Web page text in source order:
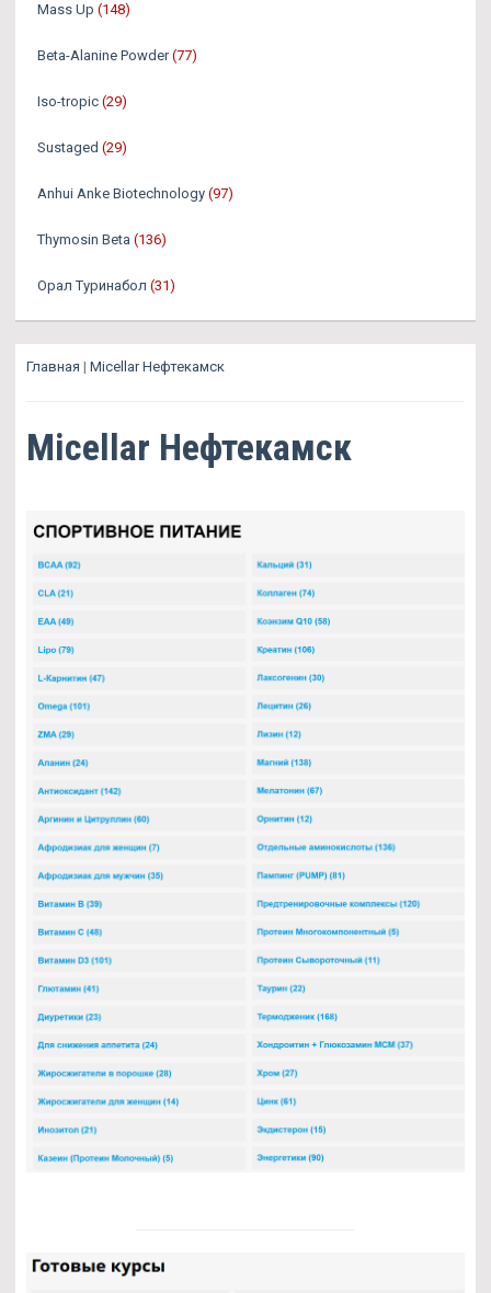
Mass Up (148)
Beta-Alanine Powder (77)
Iso-tropic (29)
Sustaged (29)
Anhui Anke Biotechnology (97)
Thymosin Beta (136)
Орал Туринабол (31)
Главная | Micellar Нефтекамск
Micellar Нефтекамск